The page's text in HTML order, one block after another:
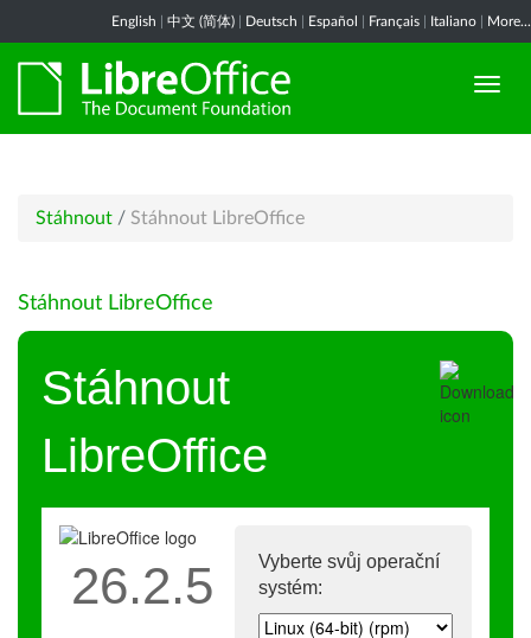
English 中文 (简体) Deutsch Español Français Italiano More...
Stáhnout / Stáhnout LibreOffice
Stáhnout LibreOffice
Stáhnout
LibreOffice
Vyberte svůj operační
systém:
26.2.5